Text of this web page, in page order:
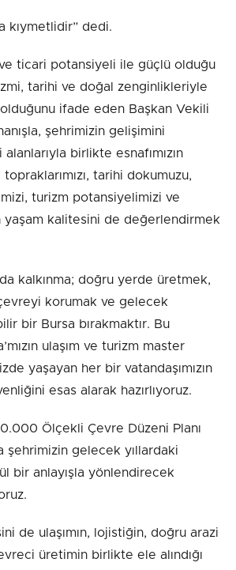
kıymetlidir” dedi.
ve ticari potansiyeli ile güçlü olduğu
tarihi ve doğal zenginlikleriyle
ifade eden Başkan Vekili
şehrimizin gelişimini
birlikte esnafımızın
tarihi dokumuzu,
turizm potansiyelimizi ve
yaşam kalitesini de değerlendirmek
kalkınma; doğru yerde üretmek,
korumak ve gelecek
bir Bursa bırakmaktır. Bu
ulaşım ve turizm master
yaşayan her bir vatandaşımızın
esas alarak hazırlıyoruz.
Ölçekli Çevre Düzeni Planı
şehrimizin gelecek yıllardaki
bir anlayışla yönlendirecek
de ulaşımın, lojistiğin, doğru arazi
üretimin birlikte ele alındığı